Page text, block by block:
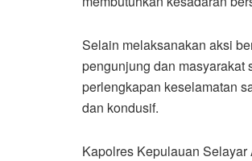
Selain melaksanakan aksi
pengunjung dan masyarakat
perlengkapan keselamatan
dan kondusif.
Kapolres Kepulauan